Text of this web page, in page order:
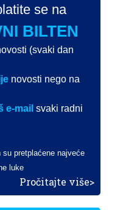
se na
BILTEN
(svaki dan
novosti nego na
e-mail svaki radni
su pretplaćene najveće
luke
Pročitajte više>